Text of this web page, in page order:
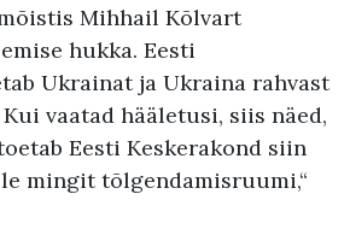
Mihhail Kõlvart
hukka. Eesti
Ukrainat ja Ukraina rahvast
vaatad hääletusi, siis näed,
Eesti Keskerakond siin
mingit tõlgendamisruumi,“